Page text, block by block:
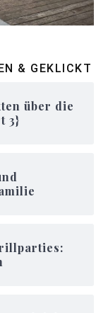
& GEKLICKT
über die
3}